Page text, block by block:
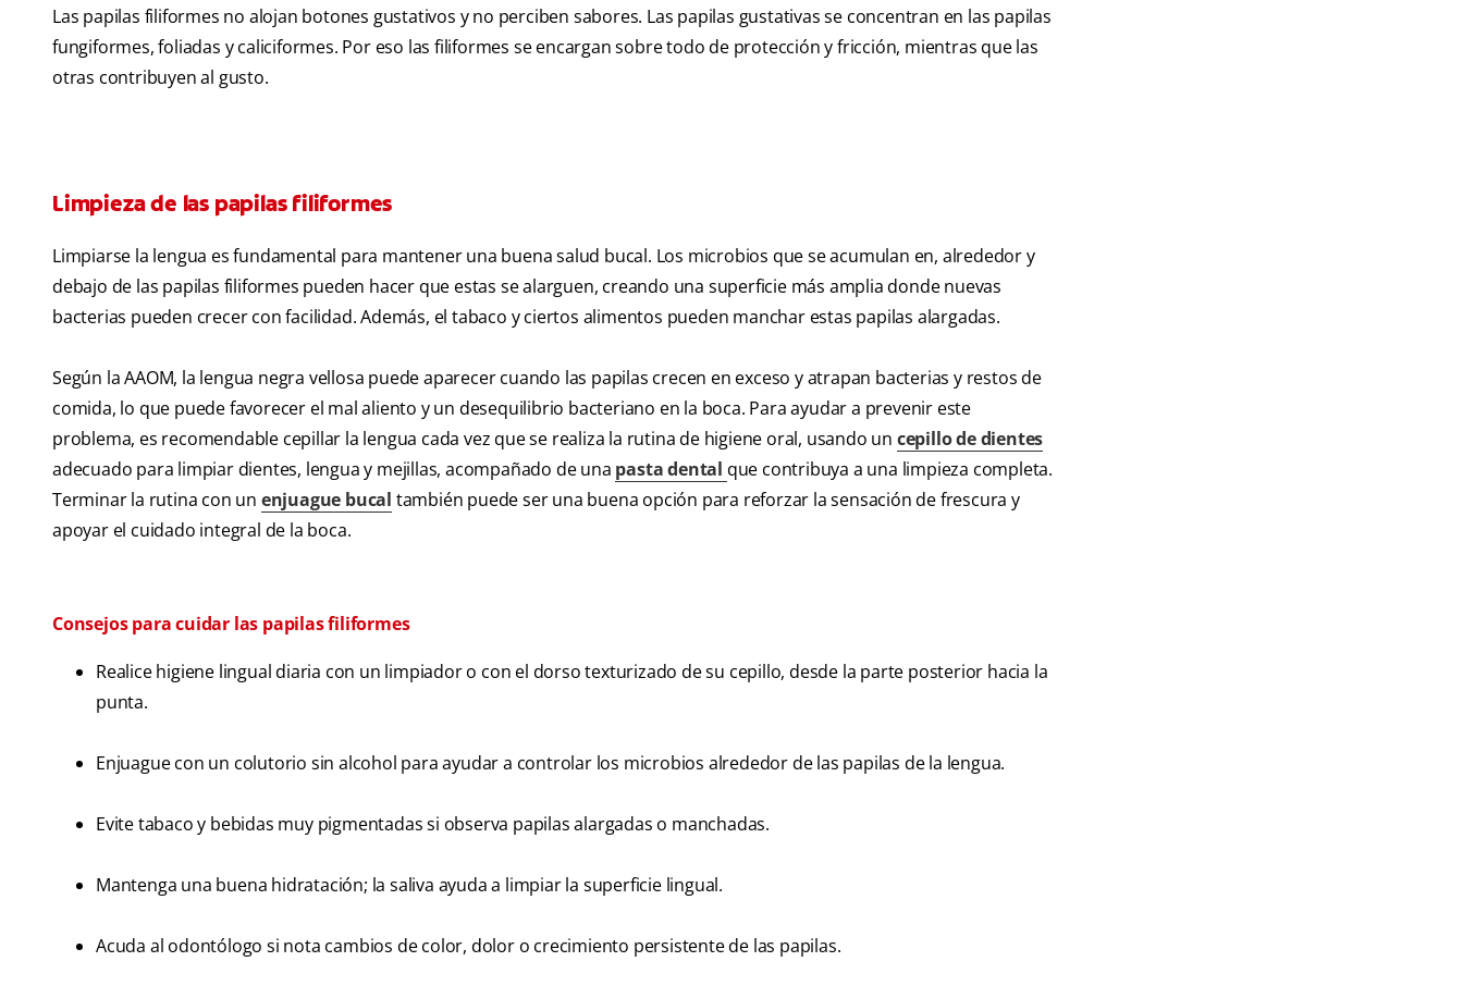
Las papilas filiformes no alojan botones gustativos y no perciben sabores. Las papilas gustativas se concentran en las papilas
fungiformes, foliadas y caliciformes. Por eso las filiformes se encargan sobre todo de protección y fricción, mientras que las
otras contribuyen al gusto.
Limpieza de las papilas filiformes
Limpiarse la lengua es fundamental para mantener una buena salud bucal. Los microbios que se acumulan en, alrededor y
debajo de las papilas filiformes pueden hacer que estas se alarguen, creando una superficie más amplia donde nuevas
bacterias pueden crecer con facilidad. Además, el tabaco y ciertos alimentos pueden manchar estas papilas alargadas.
Según la AAOM, la lengua negra vellosa puede aparecer cuando las papilas crecen en exceso y atrapan bacterias y restos de
comida, lo que puede favorecer el mal aliento y un desequilibrio bacteriano en la boca. Para ayudar a prevenir este
problema, es recomendable cepillar la lengua cada vez que se realiza la rutina de higiene oral, usando un cepillo de dientes
adecuado para limpiar dientes, lengua y mejillas, acompañado de una pasta dental que contribuya a una limpieza completa.
Terminar la rutina con un enjuague bucal también puede ser una buena opción para reforzar la sensación de frescura y
apoyar el cuidado integral de la boca.
Consejos para cuidar las papilas filiformes
Realice higiene lingual diaria con un limpiador o con el dorso texturizado de su cepillo, desde la parte posterior hacia la
punta.
Enjuague con un colutorio sin alcohol para ayudar a controlar los microbios alrededor de las papilas de la lengua.
Evite tabaco y bebidas muy pigmentadas si observa papilas alargadas o manchadas.
Mantenga una buena hidratación; la saliva ayuda a limpiar la superficie lingual.
Acuda al odontólogo si nota cambios de color, dolor o crecimiento persistente de las papilas.